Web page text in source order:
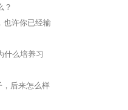
？
也许你已经输
什么培养习
，后来怎么样